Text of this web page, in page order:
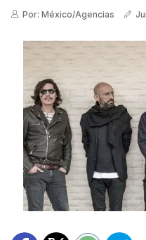
Por: México/Agencias